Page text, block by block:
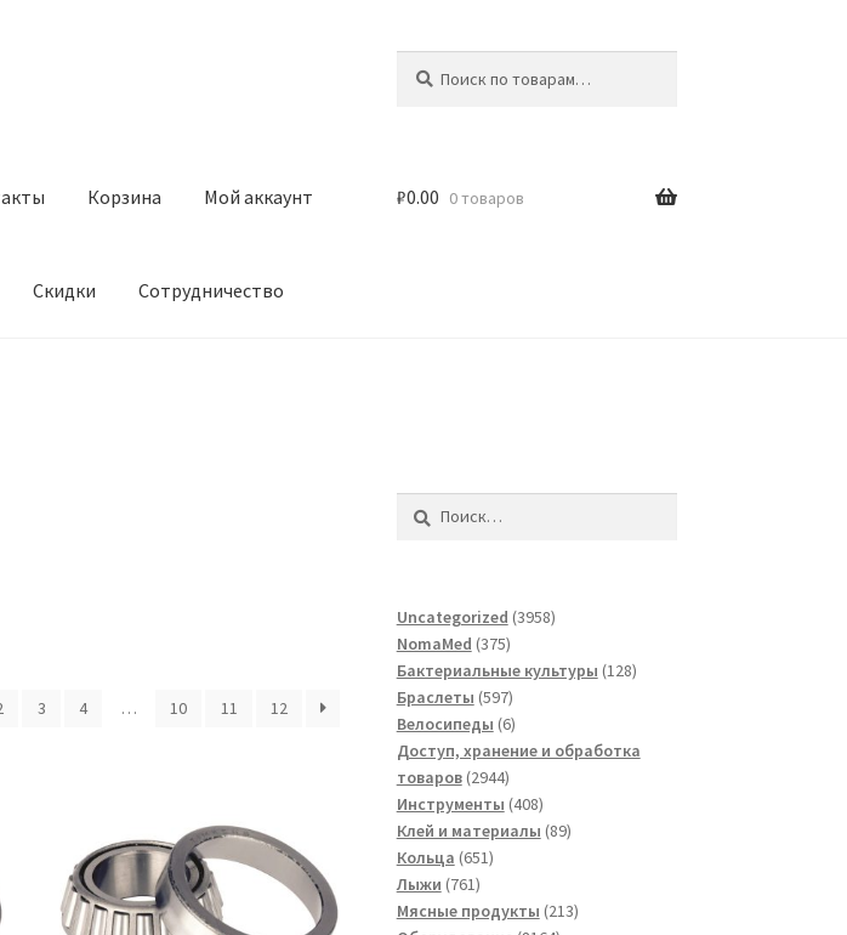
Корзина Мой аккаунт
Скидки Сотрудничество
₽0.00 0 товаров
3 4 … 10 11 12
Uncategorized 39583958
NomaMed 375375
товаров
Бактериальные культуры 128128
Браслеты 597597
товаров
Велосипеды 66
товаров
Доступ, хранение и обработка
товаров 29442944
товара
Инструменты 408408
товаров
Клей и материалы 8989
Кольца 651651
Лыжи 761761
товар
Мясные продукты 213213